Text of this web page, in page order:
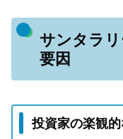
サンタラ
要因
投資家の楽観